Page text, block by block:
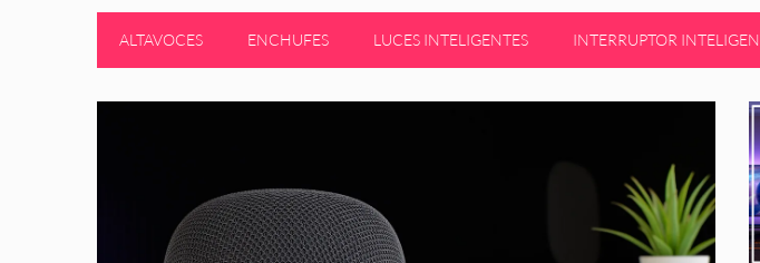
ALTAVOCES ENCHUFES LUCES INTELIGENTES INTERRUPTOR